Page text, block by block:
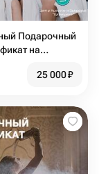
Подарочный
на
чел
25 000₽